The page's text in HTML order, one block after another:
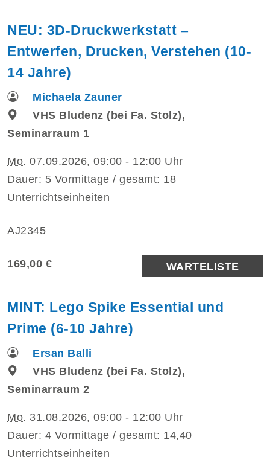
NEU: 3D-Druckwerkstatt –
Entwerfen, Drucken, Verstehen (10-
14 Jahre)
Michaela Zauner
VHS Bludenz (bei Fa. Stolz),
Seminarraum 1
Mo. 07.09.2026, 09:00 - 12:00 Uhr
Dauer: 5 Vormittage / gesamt: 18
Unterrichtseinheiten
AJ2345
169,00 € WARTELISTE
MINT: Lego Spike Essential und
Prime (6-10 Jahre)
Ersan Balli
VHS Bludenz (bei Fa. Stolz),
Seminarraum 2
Mo. 31.08.2026, 09:00 - 12:00 Uhr
Dauer: 4 Vormittage / gesamt: 14,40
Unterrichtseinheiten